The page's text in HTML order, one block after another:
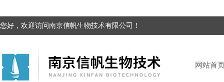
您好，欢迎访问南京信帆生物技术有限公司！
网站首